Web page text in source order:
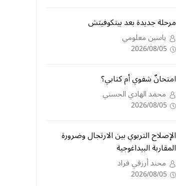
مرحلة جديدة بعد بيتكوفيتش
ياسين معلومي
2026/08/05
امتحانٌ شفوي أم كتابي؟
محمد الهادي الحسني
2026/08/05
الإصلاح التربوي بين الارتجال وضرورة
المقاربة البيداغوجية
محند أرزقي فراد
2026/08/05